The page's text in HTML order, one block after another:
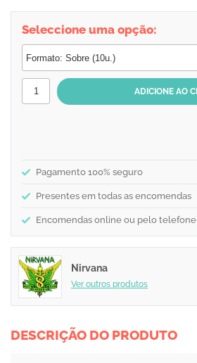
Seleccione uma opção:
Pagamento 100% seguro
Presentes em todas as encomendas
Encomendas online ou pelo telefone
Nirvana
Ver outros produtos
DESCRIÇÃO DO PRODUTO